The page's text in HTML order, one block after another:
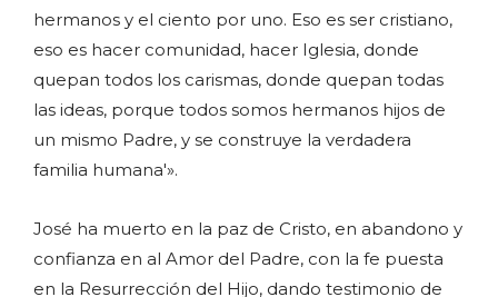
hermanos y el ciento por uno. Eso es ser cristiano,
eso es hacer comunidad, hacer Iglesia, donde
quepan todos los carismas, donde quepan todas
las ideas, porque todos somos hermanos hijos de
un mismo Padre, y se construye la verdadera
familia humana'».
José ha muerto en la paz de Cristo, en abandono y
confianza en al Amor del Padre, con la fe puesta
en la Resurrección del Hijo, dando testimonio de